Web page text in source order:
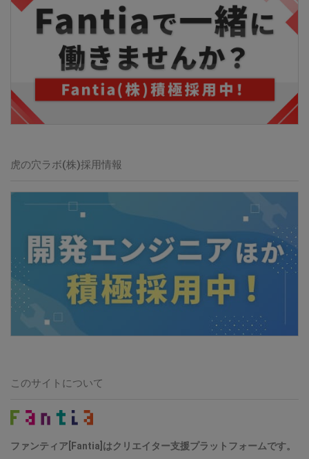
虎の穴ラボ(株)採用情報
このサイトについて
ファンティア[Fantia]はクリエイター支援プラットフォームです。